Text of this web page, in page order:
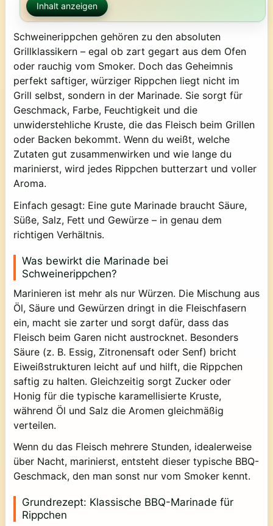
Inhalt anzeigen
Schweinerippchen gehören zu den absoluten
Grillklassikern – egal ob zart gegart aus dem Ofen
oder rauchig vom Smoker. Doch das Geheimnis
perfekt saftiger, würziger Rippchen liegt nicht im
Grill selbst, sondern in der Marinade. Sie sorgt für
Geschmack, Farbe, Feuchtigkeit und die
unwiderstehliche Kruste, die das Fleisch beim Grillen
oder Backen bekommt. Wenn du weißt, welche
Zutaten gut zusammenwirken und wie lange du
marinierst, wird jedes Rippchen butterzart und voller
Aroma.
Einfach gesagt: Eine gute Marinade braucht Säure,
Süße, Salz, Fett und Gewürze – in genau dem
richtigen Verhältnis.
Was bewirkt die Marinade bei
Schweinerippchen?
Marinieren ist mehr als nur Würzen. Die Mischung aus
Öl, Säure und Gewürzen dringt in die Fleischfasern
ein, macht sie zarter und sorgt dafür, dass das
Fleisch beim Garen nicht austrocknet. Besonders
Säure (z. B. Essig, Zitronensaft oder Senf) bricht
Eiweißstrukturen leicht auf und hilft, die Rippchen
saftig zu halten. Gleichzeitig sorgt Zucker oder
Honig für die typische karamellisierte Kruste,
während Öl und Salz die Aromen gleichmäßig
verteilen.
Wenn du das Fleisch mehrere Stunden, idealerweise
über Nacht, marinierst, entsteht dieser typische BBQ-
Geschmack, den man sonst nur vom Smoker kennt.
Grundrezept: Klassische BBQ-Marinade für
Rippchen